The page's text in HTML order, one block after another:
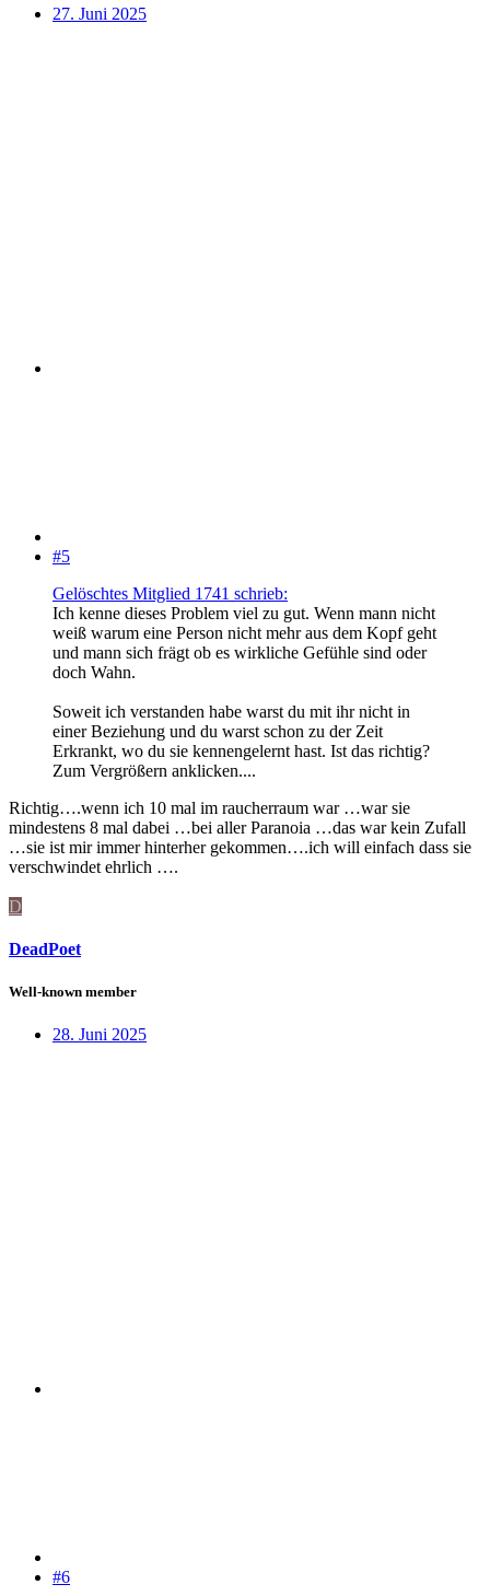
27. Juni 2025
#5
Gelöschtes Mitglied 1741 schrieb:
Ich kenne dieses Problem viel zu gut. Wenn mann nicht
weiß warum eine Person nicht mehr aus dem Kopf geht
und mann sich frägt ob es wirkliche Gefühle sind oder
doch Wahn.
Soweit ich verstanden habe warst du mit ihr nicht in
einer Beziehung und du warst schon zu der Zeit
Erkrankt, wo du sie kennengelernt hast. Ist das richtig?
Zum Vergrößern anklicken....
Richtig….wenn ich 10 mal im raucherraum war …war sie
mindestens 8 mal dabei …bei aller Paranoia …das war kein Zufall
…sie ist mir immer hinterher gekommen….ich will einfach dass sie
verschwindet ehrlich ….
D
DeadPoet
Well-known member
28. Juni 2025
#6